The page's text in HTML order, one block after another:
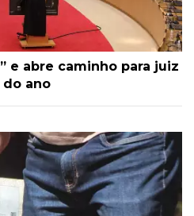
e abre caminho para juiz
ano